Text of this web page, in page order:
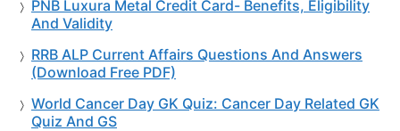
PNB Luxura Metal Credit Card- Benefits, Eligibility
And Validity
RRB ALP Current Affairs Questions And Answers
(Download Free PDF)
World Cancer Day GK Quiz: Cancer Day Related GK
Quiz And GS